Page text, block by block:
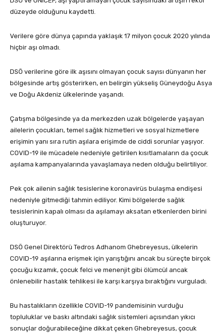
düzeyde olduğunu kaydetti.
Verilere göre dünya çapında yaklaşık 17 milyon çocuk 2020 yılında
hiçbir aşı olmadı.
DSÖ verilerine göre ilk aşısını olmayan çocuk sayısı dünyanın her
bölgesinde artış gösterirken, en belirgin yükseliş Güneydoğu Asya
ve Doğu Akdeniz ülkelerinde yaşandı.
Çatışma bölgesinde ya da merkezden uzak bölgelerde yaşayan
ailelerin çocukları, temel sağlık hizmetleri ve sosyal hizmetlere
erişimin yanı sıra rutin aşılara erişimde de ciddi sorunlar yaşıyor.
COVID-19 ile mücadele nedeniyle getirilen kısıtlamaların da çocuk
aşılama kampanyalarında yavaşlamaya neden olduğu belirtiliyor.
Pek çok ailenin sağlık tesislerine koronavirüs bulaşma endişesi
nedeniyle gitmediği tahmin ediliyor. Kimi bölgelerde sağlık
tesislerinin kapalı olması da aşılamayı aksatan etkenlerden birini
oluşturuyor.
DSÖ Genel Direktörü Tedros Adhanom Ghebreyesus, ülkelerin
COVID-19 aşılarına erişmek için yarıştığını ancak bu süreçte birçok
çocuğu kızamık, çocuk felci ve menenjit gibi ölümcül ancak
önlenebilir hastalık tehlikesi ile karşı karşıya bıraktığını vurguladı.
Bu hastalıkların özellikle COVID-19 pandemisinin vurduğu
topluluklar ve baskı altındaki sağlık sistemleri açısından yıkıcı
sonuçlar doğurabileceğine dikkat çeken Ghebreyesus, çocuk